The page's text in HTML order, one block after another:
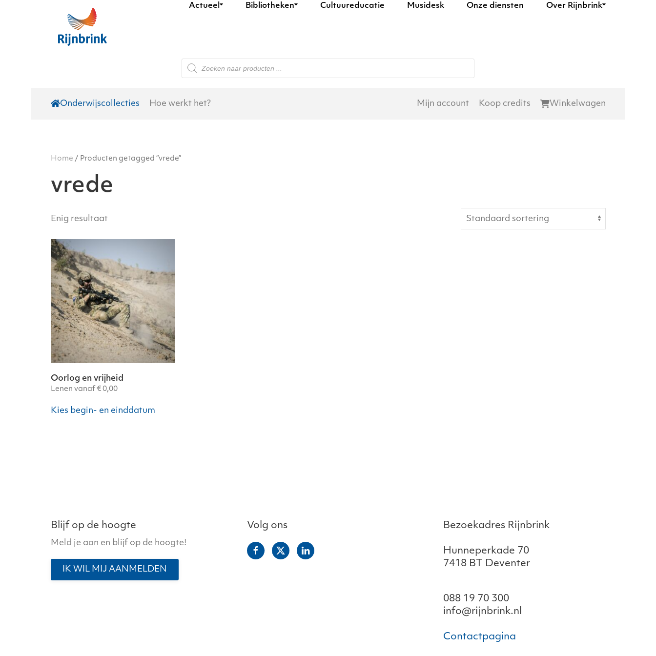
Skip to main content
Actueel Bibliotheken Cultuureducatie Musidesk Onze diensten Over Rijnbrink
Producten
zoeken
Onderwijscollecties Hoe werkt het? Mijn account Koop credits Winkelwagen
Home / Producten getagged “vrede”
vrede
Enig resultaat
Oorlog en vrijheid
Lenen vanaf €0,00
Kies begin- en einddatumproduct
productpagina
Blijf op de hoogte
Meld je aan en blijf op de hoogte!
IK WIL MIJ AANMELDEN
Volg ons Bezoekadres Rijnbrink
Hunneperkade 70
7418 BT Deventer
088 19 70 300
info@rijnbrink.nl
Contactpagina